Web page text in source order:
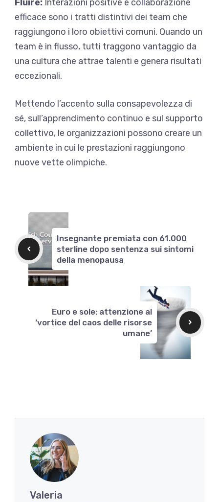
Fluire: Interazioni positive e collaborazione
efficace sono i tratti distintivi dei team che
raggiungono i loro obiettivi comuni. Quando un
team è in flusso, tutti traggono vantaggio da
una cultura che attrae talenti e genera risultati
eccezionali.
Mettendo l’accento sulla consapevolezza di
sé, sull’apprendimento continuo e sul supporto
collettivo, le organizzazioni possono creare un
ambiente in cui le prestazioni raggiungono
nuove vette olimpiche.
Insegnante premiata con 61.000
sterline dopo sentenza sui sintomi
della menopausa
Euro e sole: attenzione al
‘vortice del caos delle risorse
umane’
Valeria